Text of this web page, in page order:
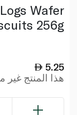
Wafer
256g
5.25
هذا المنتج غير